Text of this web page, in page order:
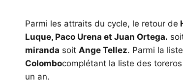
Parmi les attraits du cycle, le retour de
Luque, Paco Urena et Juan Ortega.
miranda soit Ange Tellez. Parmi la
Colombocomplétant la liste des
un an.